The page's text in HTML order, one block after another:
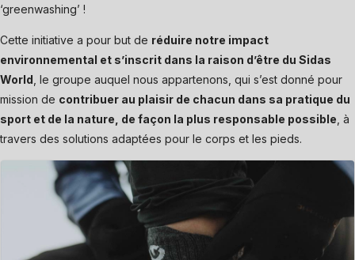
‘greenwashing’ !
Cette initiative a pour but de réduire notre impact
environnemental et s’inscrit dans la raison d’être du Sidas
World , le groupe auquel nous appartenons, qui s’est donné pour
mission de contribuer au plaisir de chacun dans sa pratique du
sport et de la nature, de façon la plus responsable possible , à
travers des solutions adaptées pour le corps et les pieds.